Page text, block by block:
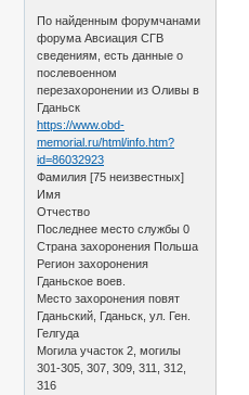
По найденным форумчанами
форума Авсиация СГВ
сведениям, есть данные о
послевоенном
перезахоронении из Оливы в
Гданьск
https://www.obd-
memorial.ru/html/info.htm?
id=86032923
Фамилия [75 неизвестных]
Имя
Отчество
Последнее место службы 0
Страна захоронения Польша
Регион захоронения
Гданьское воев.
Место захоронения повят
Гданьский, Гданьск, ул. Ген.
Гелгуда
Могила участок 2, могилы
301-305, 307, 309, 311, 312,
316